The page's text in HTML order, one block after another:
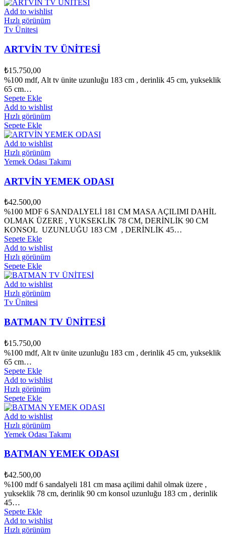
Add to wishlist
Hızlı görünüm
Tv Ünitesi
ARTVİN TV ÜNİTESİ
₺15.750,00
%100 mdf, Alt tv ünite uzunluğu 183 cm , derinlik 45 cm, yukseklik
65 cm…
Sepete Ekle
Add to wishlist
Hızlı görünüm
Sepete Ekle
Add to wishlist
Hızlı görünüm
Yemek Odası Takımı
ARTVİN YEMEK ODASI
₺42.500,00
%100 MDF 6 SANDALYELİ 181 CM MASA AÇILIMI DAHİL
OLMAK ÜZERE , YUKSEKLİK 78 CM, DERİNLİK 90 CM
KONSOL UZUNLUĞU 183 CM , DERİNLİK 45…
Sepete Ekle
Add to wishlist
Hızlı görünüm
Sepete Ekle
Add to wishlist
Hızlı görünüm
Tv Ünitesi
BATMAN TV ÜNİTESİ
₺15.750,00
%100 mdf, Alt tv ünite uzunluğu 183 cm , derinlik 45 cm, yukseklik
65 cm…
Sepete Ekle
Add to wishlist
Hızlı görünüm
Sepete Ekle
Add to wishlist
Hızlı görünüm
Yemek Odası Takımı
BATMAN YEMEK ODASI
₺42.500,00
%100 mdf 6 sandalyeli 181 cm masa açilimi dahil olmak üzere ,
yukseklik 78 cm, derinlik 90 cm konsol uzunluğu 183 cm , derinlik
45…
Sepete Ekle
Add to wishlist
Hızlı görünüm